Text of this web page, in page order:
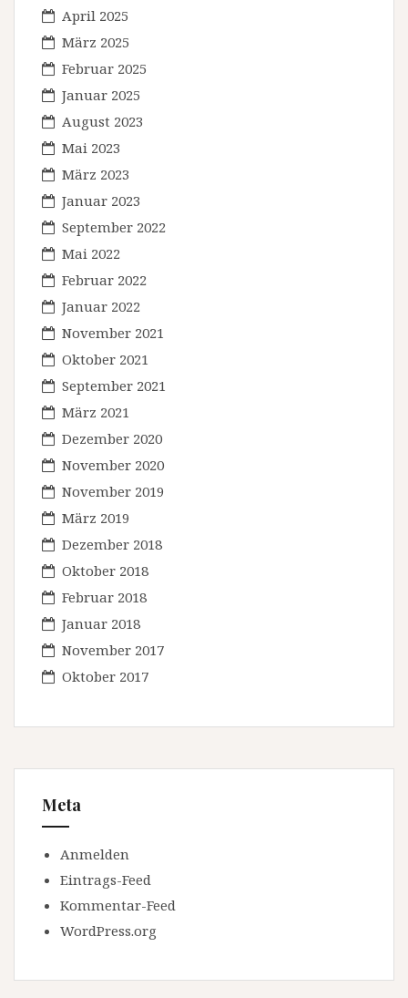
April 2025
März 2025
Februar 2025
Januar 2025
August 2023
Mai 2023
März 2023
Januar 2023
September 2022
Mai 2022
Februar 2022
Januar 2022
November 2021
Oktober 2021
September 2021
März 2021
Dezember 2020
November 2020
November 2019
März 2019
Dezember 2018
Oktober 2018
Februar 2018
Januar 2018
November 2017
Oktober 2017
Meta
Anmelden
Eintrags-Feed
Kommentar-Feed
WordPress.org